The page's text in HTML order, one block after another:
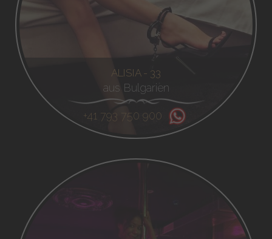
ALISIA - 33
aus Bulgarien
+41 793 750 900